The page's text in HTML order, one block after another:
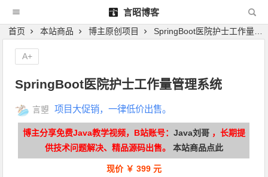
言昭博客
首页 本站商品 博主原创项目 SpringBoot医院护士工作量管理系统
SpringBoot医院护士工作量管理系统
言曌 项目大促销，一律低价出售。
博主分享免费Java教学视频，B站账号： Java刘哥，长期提
供技术问题解决、精品源码出售。 本站商品点此
现价 ￥ 399 元
A+